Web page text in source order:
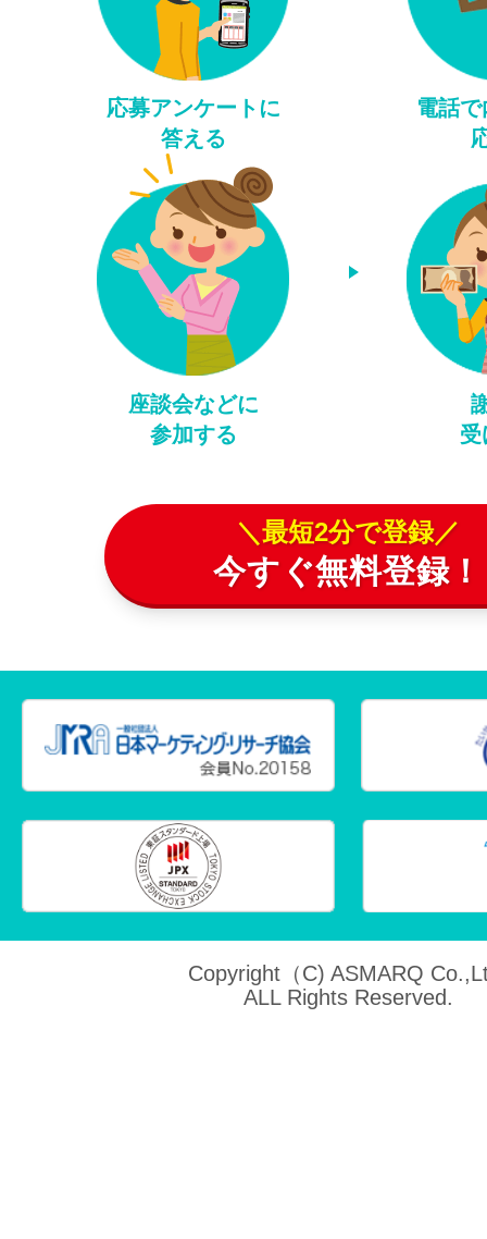
応募アンケートに
答える
電話
座談会などに
参加する
受
＼最短2分で登録／
今すぐ無料登録！
Copyright（C) ASMARQ
ALL Rights Reserved.